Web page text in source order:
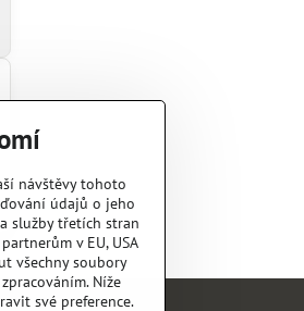
návštěvy tohoto
údajů o jeho
služby třetích stran
v EU, USA
všechny soubory
Níže
své preference.